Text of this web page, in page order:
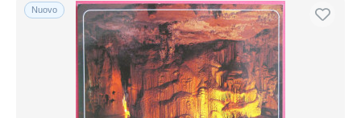
Spedizione gratuita
Metodi di pagamento
PayPal
Bonifico bancario
Visa
Nuovo